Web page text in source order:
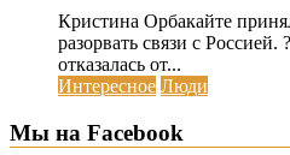
Кристина Орбакайте
разорвать связи с
отказалась от...
Интересное Люди
Мы на Facebook